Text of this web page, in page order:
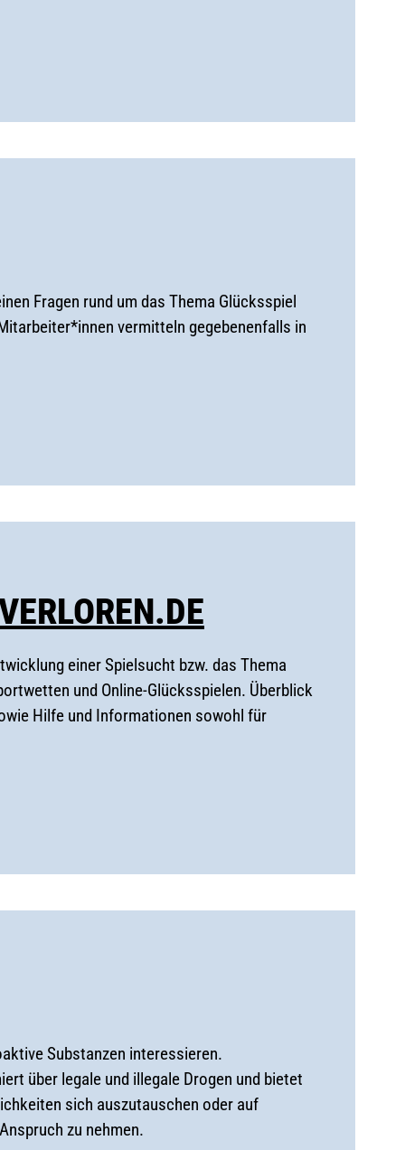
Fragen rund um das Thema Glücksspiel
vermitteln gegebenenfalls in
einer Spielsucht bzw. das Thema
und Online-Glücksspielen. Überblick
Hilfe und Informationen sowohl für
Substanzen interessieren.
über legale und illegale Drogen und bietet
sich auszutauschen oder auf
zu nehmen.